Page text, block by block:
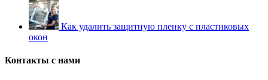
Как удалить защитную пленку с пластиковых
окон
Контакты с нами